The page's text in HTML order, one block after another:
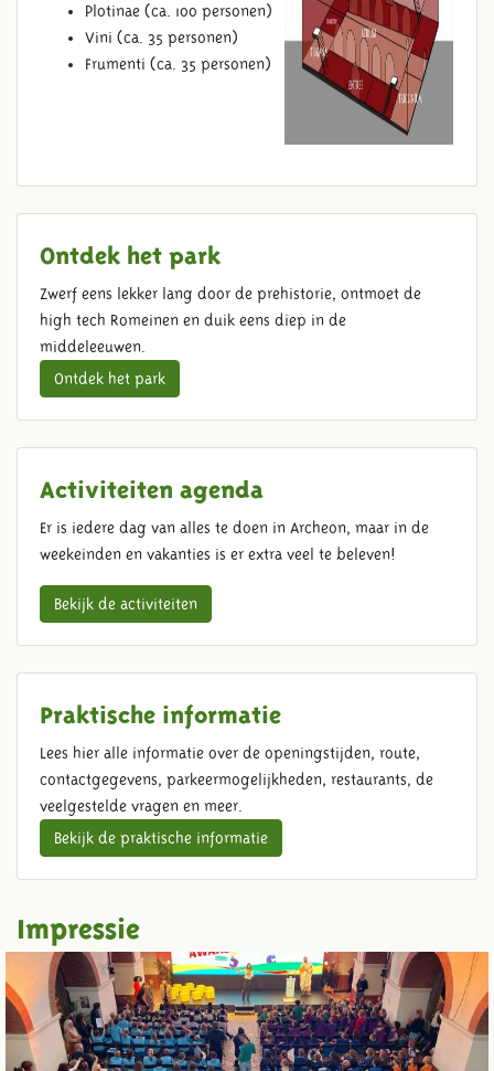
Plotinae (ca. 100 personen)
Vini (ca. 35 personen)
Frumenti (ca. 35 personen)
Ontdek het park
Zwerf eens lekker lang door de prehistorie, ontmoet de
high tech Romeinen en duik eens diep in de
middeleeuwen.
Ontdek het park
Activiteiten agenda
Er is iedere dag van alles te doen in Archeon, maar in de
weekeinden en vakanties is er extra veel te beleven!
Bekijk de activiteiten
Praktische informatie
Lees hier alle informatie over de openingstijden, route,
contactgegevens, parkeermogelijkheden, restaurants, de
veelgestelde vragen en meer.
Bekijk de praktische informatie
Impressie